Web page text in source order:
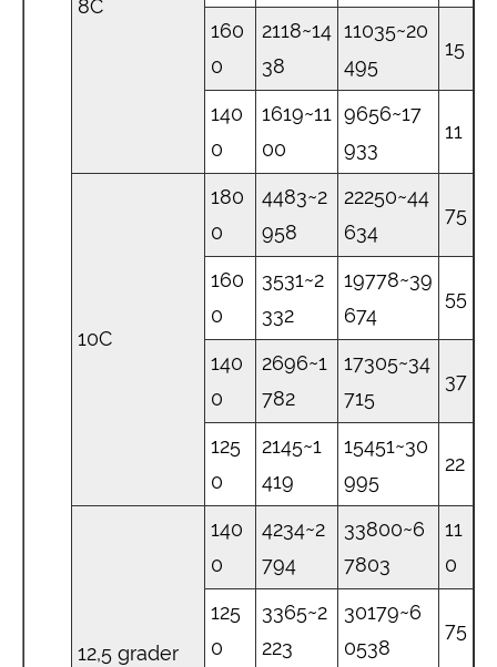
8C
160
0
2118~14
38
11035~20
495
15
140
0
1619~11
00
9656~17
933
11
10C
180
0
4483~2
958
22250~44
634
75
160
0
3531~2
332
19778~39
674
55
140
0
2696~1
782
17305~34
715
37
125
0
2145~1
419
15451~30
995
22
12,5 grader
140
0
4234~2
794
33800~6
7803
11
0
125
0
3365~2
223
30179~6
0538
75